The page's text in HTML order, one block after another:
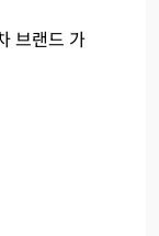
브랜드 가